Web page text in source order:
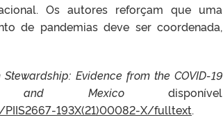
Os autores reforçam que uma
de pandemias deve ser coordenada,
Evidence from the COVID-19
and Mexicodisponível
193X(21)00082-X/fulltext.